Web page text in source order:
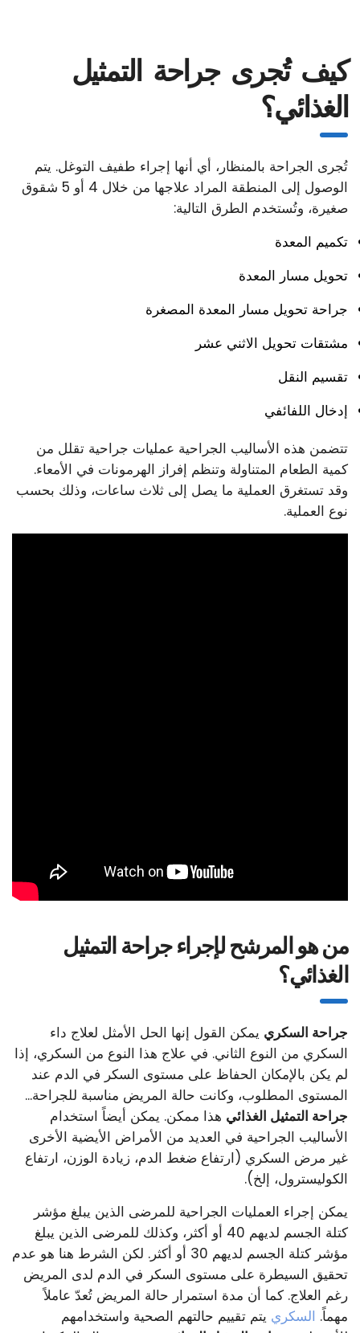
كيف تُجرى جراحة التمثيل
الغذائي؟
تُجرى الجراحة بالمنظار، أي أنها إجراء طفيف التوغل. يتم
الوصول إلى المنطقة المراد علاجها من خلال 4 أو 5 شقوق
صغيرة، وتُستخدم الطرق التالية:
تكميم المعدة
تحويل مسار المعدة
جراحة تحويل مسار المعدة المصغرة
مشتقات تحويل الاثني عشر
تقسيم النقل
إدخال اللفائفي
تتضمن هذه الأساليب الجراحية عمليات جراحية تقلل من
كمية الطعام المتناولة وتنظم إفراز الهرمونات في الأمعاء.
وقد تستغرق العملية ما يصل إلى ثلاث ساعات، وذلك بحسب
نوع العملية.
من هو المرشح لإجراء جراحة التمثيل
الغذائي؟
جراحة السكري يمكن القول إنها الحل الأمثل لعلاج داء
السكري من النوع الثاني. في علاج هذا النوع من السكري، إذا
لم يكن بالإمكان الحفاظ على مستوى السكر في الدم عند
المستوى المطلوب، وكانت حالة المريض مناسبة للجراحة...
جراحة التمثيل الغذائي هذا ممكن. يمكن أيضاً استخدام
الأساليب الجراحية في العديد من الأمراض الأيضية الأخرى
غير مرض السكري (ارتفاع ضغط الدم، زيادة الوزن، ارتفاع
الكوليسترول، إلخ).
يمكن إجراء العمليات الجراحية للمرضى الذين يبلغ مؤشر
كتلة الجسم لديهم 40 أو أكثر، وكذلك للمرضى الذين يبلغ
مؤشر كتلة الجسم لديهم 30 أو أكثر. لكن الشرط هنا هو عدم
تحقيق السيطرة على مستوى السكر في الدم لدى المريض
رغم العلاج. كما أن مدة استمرار حالة المريض تُعدّ عاملاً
مهماً. السكري يتم تقييم حالتهم الصحية واستخدامهم